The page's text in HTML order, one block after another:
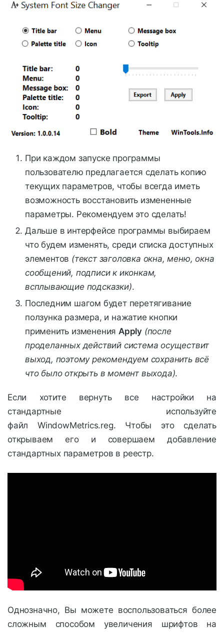
При каждом запуске программы
пользователю предлагается сделать копию
текущих параметров, чтобы всегда иметь
возможность восстановить измененные
параметры. Рекомендуем это сделать!
Дальше в интерфейсе программы выбираем
что будем изменять, среди списка доступных
элементов (текст заголовка окна, меню, окна
сообщений, подписи к иконкам,
всплывающие подсказки).
Последним шагом будет перетягивание
ползунка размера, и нажатие кнопки
применить измененияApply (после
проделанных действий система осуществит
выход, поэтому рекомендуем сохранить всё
что было открыть в момент выхода).
Если хотите вернуть все настройки на
стандартные используйте
файл WindowMetrics.reg. Чтобы это сделать
открываем его и совершаем добавление
стандартных параметров в реестр.
Однозначно, Вы можете воспользоваться более
сложным способом увеличения шрифтов на